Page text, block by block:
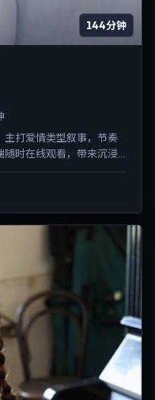
144分钟
主打爱情类型叙事，节奏
随时在线观看，带来沉浸